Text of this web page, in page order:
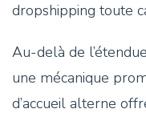
dropshipping toute
Au-delà de
une mécanique
d’accueil alterne